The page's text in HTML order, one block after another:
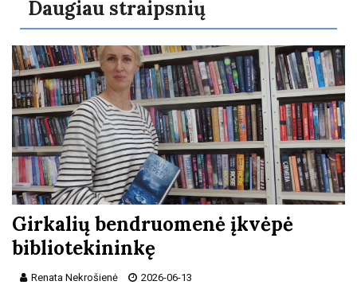
Daugiau straipsnių
Girkalių bendruomenė įkvėpė
bibliotekininkę
Renata Nekrošienė 2026-06-13